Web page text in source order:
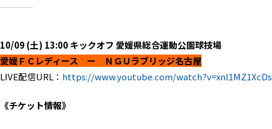
10/09 (土) 13:00 キックオフ 愛媛県総合運動公園球技場
愛媛ＦＣレディース ー ＮＧＵラブリッジ名古屋
LIVE配信URL： https://www.youtube.com/watch?v=xnl1MZ1XcDs
《チケット情報》